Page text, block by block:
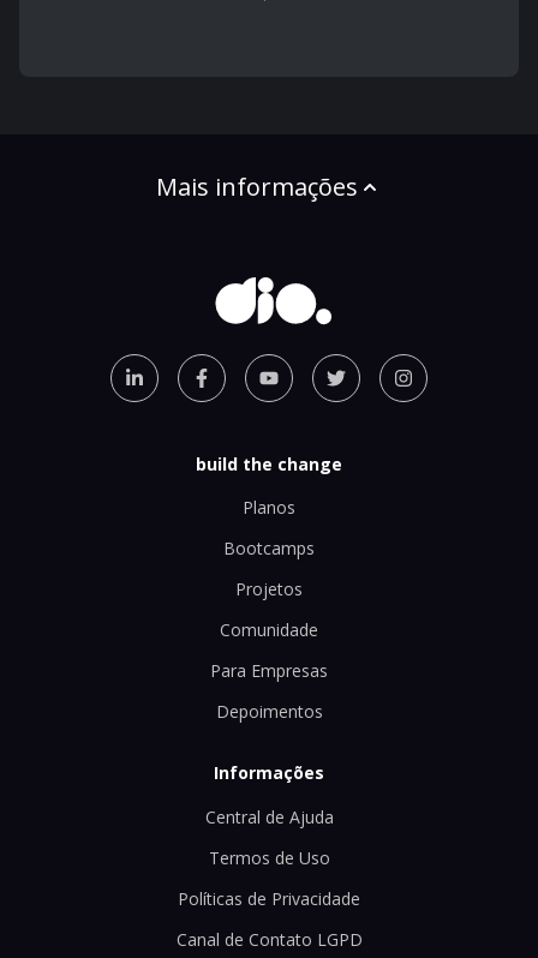
Mais informações
build the change
Planos
Bootcamps
Projetos
Comunidade
Para Empresas
Depoimentos
Informações
Central de Ajuda
Termos de Uso
Políticas de Privacidade
Canal de Contato LGPD